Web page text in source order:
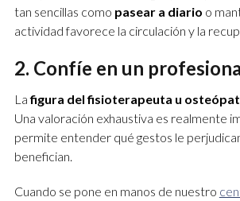
tan sencillas como pasear a diario o
actividad favorece la circulación y la
2. Confíe en un
Lafigura del fisioterapeuta u
Una valoración exhaustiva es realmente
permite entender qué gestos le
benefician.
Cuando se pone en manos de nuestro